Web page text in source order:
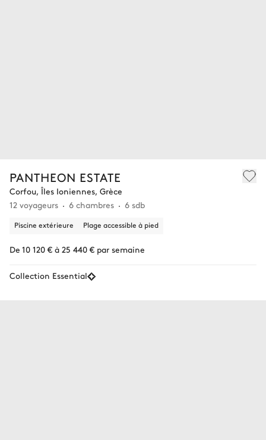
PANTHEON ESTATE
Corfou, Îles Ioniennes, Grèce
12 voyageurs
6 chambres 6 sdb
Piscine extérieure Plage accessible à pied
De 10 120 € à 25 440 € par semaine
Collection Essential